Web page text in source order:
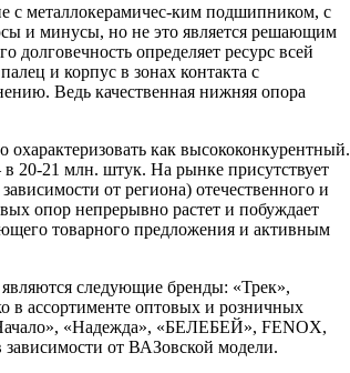
с металлокерамичес-ким подшипником, с
и минусы, но не это является решающим
определяет ресурс всей
и корпус в зонах контакта с
Ведь качественная нижняя опора
как высококонкурентный.
20-21 млн. штук. На рынке присутствует
от региона) отечественного и
опор непрерывно растет и побуждает
товарного предложения и активным
следующие бренды: «Трек»,
в ассортименте оптовых и розничных
«Надежда», «БЕЛЕБЕЙ», FENOX,
от ВАЗовской модели.